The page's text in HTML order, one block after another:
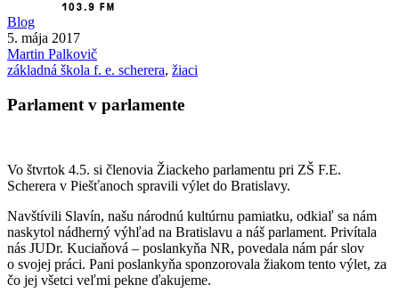
Blog
5. mája 2017
Martin Palkovič
základná škola f. e. scherera, žiaci
Parlament v parlamente
Vo štvrtok 4.5. si členovia Žiackeho parlamentu pri ZŠ F.E.
Scherera v Piešťanoch spravili výlet do Bratislavy.
Navštívili Slavín, našu národnú kultúrnu pamiatku, odkiaľ sa nám
naskytol nádherný výhľad na Bratislavu a náš parlament. Privítala
nás JUDr. Kuciaňová – poslankyňa NR, povedala nám pár slov
o svojej práci. Pani poslankyňa sponzorovala žiakom tento výlet, za
čo jej všetci veľmi pekne ďakujeme.